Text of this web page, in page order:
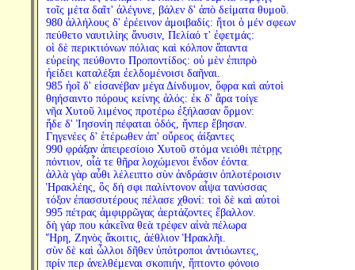
τοῖς μέτα δαῖτ' ἀλέγυνε, βάλεν δ' ἀπὸ δείματα θυμοῦ.
980 ἀλλήλους δ' ἐρέεινον ἀμοιβαδίς: ἤτοι ὁ μέν σφεων
πεύθετο ναυτιλίης ἄνυσιν, Πελίαό τ' ἐφετμάς:
οἱ δὲ περικτιόνων πόλιας καὶ κόλπον ἅπαντα
εὐρείης πεύθοντο Προποντίδος: οὐ μὲν ἐπιπρὸ
ἠείδει καταλέξαι ἐελδομένοισι δαῆναι.
985 ἠοῖ δ' εἰσανέβαν μέγα Δίνδυμον, ὄφρα καὶ αὐτοὶ
θηήσαιντο πόρους κείνης ἁλός: ἐκ δ' ἄρα τοίγε
νῆα Χυτοῦ λιμένος προτέρω ἐξήλασαν ὅρμον:
ἥδε δ' Ἰησονίη πέφαται ὁδός, ἥνπερ ἔβησαν.
Γηγενέες δ' ἑτέρωθεν ἀπ' οὔρεος ἀίξαντες
990 φράξαν ἀπειρεσίοιο Χυτοῦ στόμα νειόθι πέτρῃς
πόντιον, οἷά τε θῆρα λοχώμενοι ἔνδον ἐόντα.
ἀλλὰ γὰρ αὖθι λέλειπτο σὺν ἀνδράσιν ὁπλοτέροισιν
Ἡρακλέης, ὃς δή σφι παλίντονον αἶψα τανύσσας
τόξον ἐπασσυτέρους πέλασε χθονί: τοὶ δὲ καὶ αὐτοὶ
995 πέτρας ἀμφιρρῶγας ἀερτάζοντες ἔβαλλον.
δὴ γάρ που κἀκεῖνα θεὰ τρέφεν αἰνὰ πέλωρα
Ἥρη, Ζηνὸς ἄκοιτις, ἀέθλιον Ἡρακλῆι.
σὺν δὲ καὶ ὧλλοι δῆθεν ὑπότροποι ἀντιόωντες,
πρίν περ ἀνελθέμεναι σκοπιήν, ἥπτοντο φόνοιο